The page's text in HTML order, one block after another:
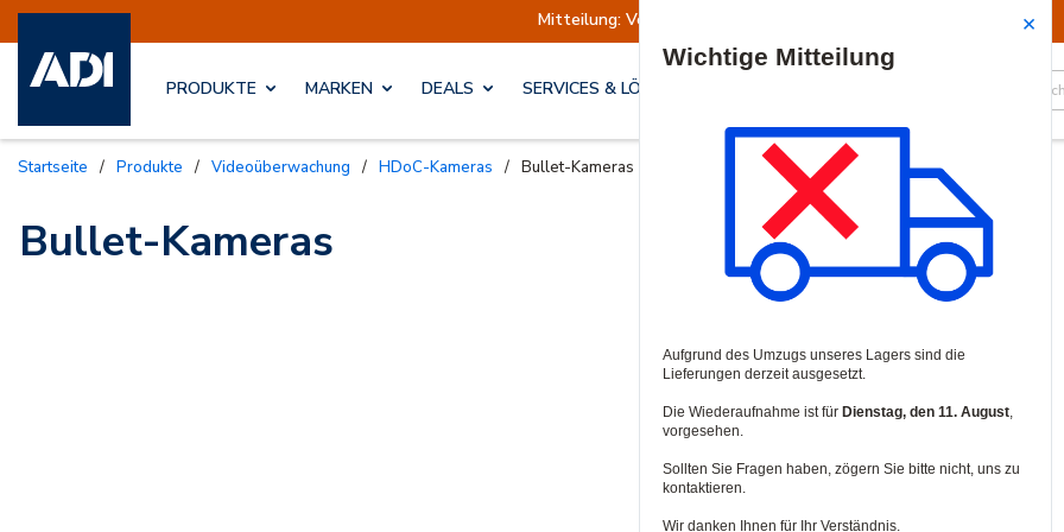
Mitteilung: Versand ausgesetzt
PRODUKTE MARKEN DEALS SERVICES & LÖSUNGEN
Startseite / Produkte / Videoüberwachung / HDoC-Kameras / Bullet-Kameras
Bullet-Kameras